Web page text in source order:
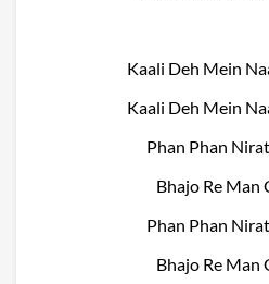
Kaali Deh Mein
Kaali Deh Mein
Phan Phan
Bhajo Re Man
Phan Phan
Bhajo Re Man